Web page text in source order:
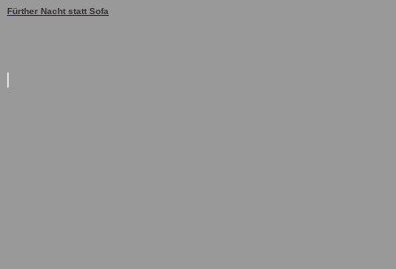
Fürther Nacht statt Sofa